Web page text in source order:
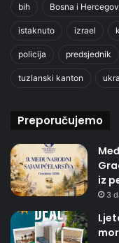
bih Bosna i
istaknuto izrael
policija predsjednik
tuzlanski kanton
Preporučujemo
iz
3